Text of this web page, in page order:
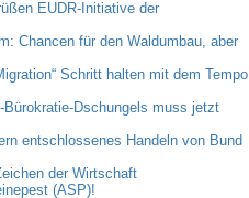
EUDR-Initiative der
Chancen für den Waldumbau, aber
Schritt halten mit dem Tempo
Dschungels muss jetzt
entschlossenes Handeln von Bund
der Wirtschaft
(ASP)!